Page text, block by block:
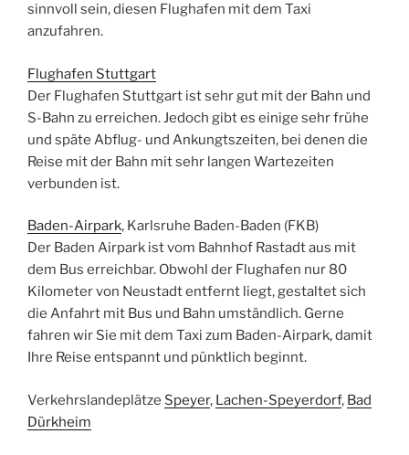
sinnvoll sein, diesen Flughafen mit dem Taxi
anzufahren.
Flughafen Stuttgart
Der Flughafen Stuttgart ist sehr gut mit der Bahn und
S-Bahn zu erreichen. Jedoch gibt es einige sehr frühe
und späte Abflug- und Ankungtszeiten, bei denen die
Reise mit der Bahn mit sehr langen Wartezeiten
verbunden ist.
Baden-Airpark, Karlsruhe Baden-Baden (FKB)
Der Baden Airpark ist vom Bahnhof Rastadt aus mit
dem Bus erreichbar. Obwohl der Flughafen nur 80
Kilometer von Neustadt entfernt liegt, gestaltet sich
die Anfahrt mit Bus und Bahn umständlich. Gerne
fahren wir Sie mit dem Taxi zum Baden-Airpark, damit
Ihre Reise entspannt und pünktlich beginnt.
Verkehrslandeplätze Speyer, Lachen-Speyerdorf, Bad
Dürkheim